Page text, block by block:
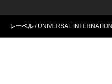
レーベル UNIVERSAL